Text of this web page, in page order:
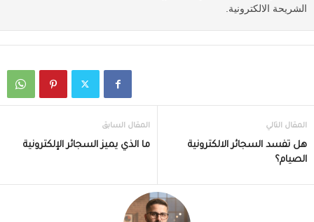
الشريحة الالكترونية.
المقال السابق
ما الذي يميز السجائر الإلكترونية
المقال التالي
هل تفسد السجائر الالكترونية
الصيام؟